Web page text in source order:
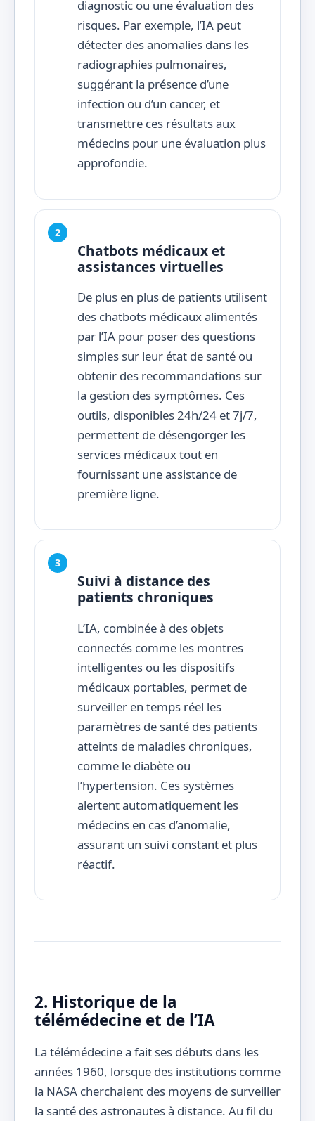
diagnostic ou une évaluation des
risques. Par exemple, l’IA peut
détecter des anomalies dans les
radiographies pulmonaires,
suggérant la présence d’une
infection ou d’un cancer, et
transmettre ces résultats aux
médecins pour une évaluation plus
approfondie.
Chatbots médicaux et
assistances virtuelles
De plus en plus de patients utilisent
des chatbots médicaux alimentés
par l’IA pour poser des questions
simples sur leur état de santé ou
obtenir des recommandations sur
la gestion des symptômes. Ces
outils, disponibles 24h/24 et 7j/7,
permettent de désengorger les
services médicaux tout en
fournissant une assistance de
première ligne.
Suivi à distance des
patients chroniques
L’IA, combinée à des objets
connectés comme les montres
intelligentes ou les dispositifs
médicaux portables, permet de
surveiller en temps réel les
paramètres de santé des patients
atteints de maladies chroniques,
comme le diabète ou
l’hypertension. Ces systèmes
alertent automatiquement les
médecins en cas d’anomalie,
assurant un suivi constant et plus
réactif.
2. Historique de la
télémédecine et de l’IA
La télémédecine a fait ses débuts dans les
années 1960, lorsque des institutions comme
la NASA cherchaient des moyens de surveiller
la santé des astronautes à distance. Au fil du